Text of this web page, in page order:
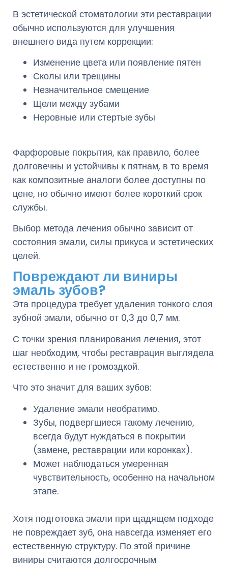
В эстетической стоматологии эти реставрации
обычно используются для улучшения
внешнего вида путем коррекции:
Изменение цвета или появление пятен
Сколы или трещины
Незначительное смещение
Щели между зубами
Неровные или стертые зубы
Фарфоровые покрытия, как правило, более
долговечны и устойчивы к пятнам, в то время
как композитные аналоги более доступны по
цене, но обычно имеют более короткий срок
службы.
Выбор метода лечения обычно зависит от
состояния эмали, силы прикуса и эстетических
целей.
Повреждают ли виниры
эмаль зубов?
Эта процедура требует удаления тонкого слоя
зубной эмали, обычно от 0,3 до 0,7 мм.
С точки зрения планирования лечения, этот
шаг необходим, чтобы реставрация выглядела
естественно и не громоздкой.
Что это значит для ваших зубов:
Удаление эмали необратимо.
Зубы, подвергшиеся такому лечению,
всегда будут нуждаться в покрытии
(замене, реставрации или коронках).
Может наблюдаться умеренная
чувствительность, особенно на начальном
этапе.
Хотя подготовка эмали при щадящем подходе
не повреждает зуб, она навсегда изменяет его
естественную структуру. По этой причине
виниры считаются долгосрочным